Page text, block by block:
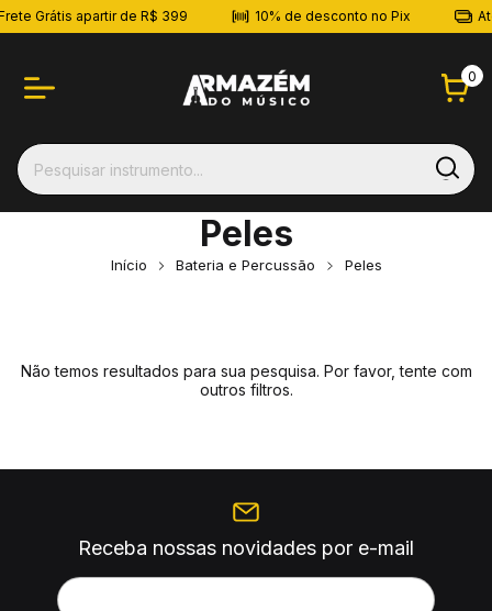
apartir de R$ 399 10% de desconto no Pix Até
0
Peles
Início Bateria e Percussão Peles
Não temos resultados para sua pesquisa. Por favor, tente com
outros filtros.
Receba nossas novidades por e-mail